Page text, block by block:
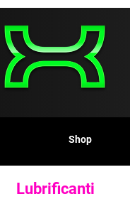
Shop
Lubrificanti